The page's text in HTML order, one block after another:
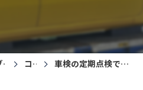
コラム 車検の定期点検で愛車を長持ちさせよう！